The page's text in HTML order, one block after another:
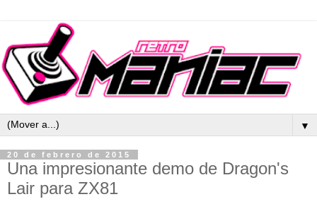
▼
20 de febrero de 2015
Una impresionante demo de Dragon's
Lair para ZX81